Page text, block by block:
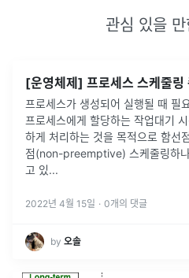
관심 있을
[운영체제] 프로세스 스케줄링
프로세스가 생성되어 실행될 때 필
프로세스에게 할당하는 작업대기
하게 처리하는 것을 목적으로 함
점(non-preemptive) 스케줄링하
고 있...
2022년 4월 15일 · 0개의 댓글
by 오솔